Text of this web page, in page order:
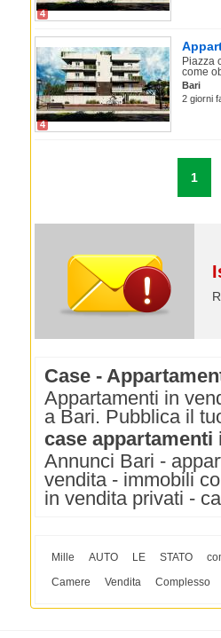
4
4
Piazza
come
Bari
2 giorni
1
Case -
Appartamenti in
a Bari. Pubblica il
case appartamenti
Annunci Bari -
vendita - immobili
in vendita privati -
Mille AUTO LE STATO
Camere
Vendita Complesso